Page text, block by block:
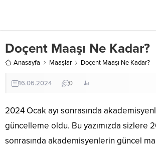
Doçent Maaşı Ne Kadar?
Anasayfa Maaşlar Doçent Maaşı Ne Kadar?
16.06.2024 0
2024 Ocak ayı sonrasında
güncelleme oldu. Bu yazımızda sizlere
sonrasında akademisyenlerin güncel